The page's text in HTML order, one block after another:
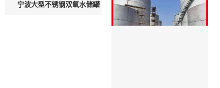
宁波大型不锈钢双氧水储罐